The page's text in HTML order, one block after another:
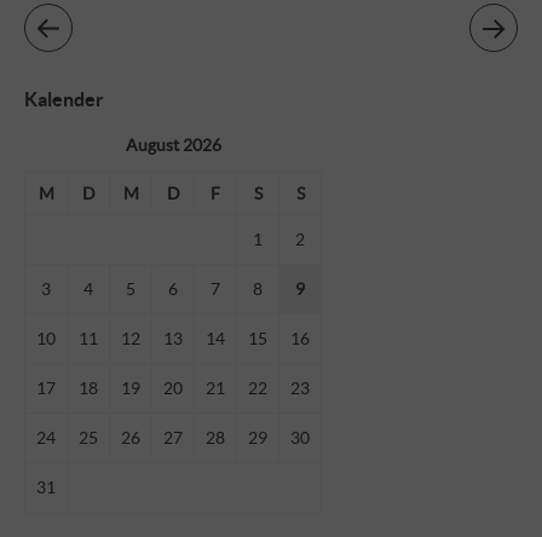
Kalender
August 2026
M D M D F S S
1 2
3 4 5 6 7 8 9
10 11 12 13 14 15 16
17 18 19 20 21 22 23
24 25 26 27 28 29 30
31